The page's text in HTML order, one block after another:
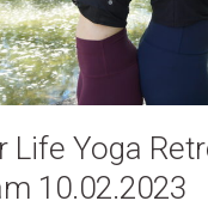
Life Yoga
10.02.2023